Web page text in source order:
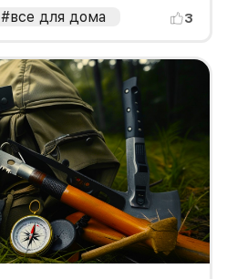
#все для дома 3